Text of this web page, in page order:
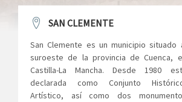
SAN CLEMENTE
San Clemente es un municipio situado
suroeste de la provincia de Cuenca,
Castilla-La Mancha. Desde 1980
declarada como Conjunto
Artístico, así como dos